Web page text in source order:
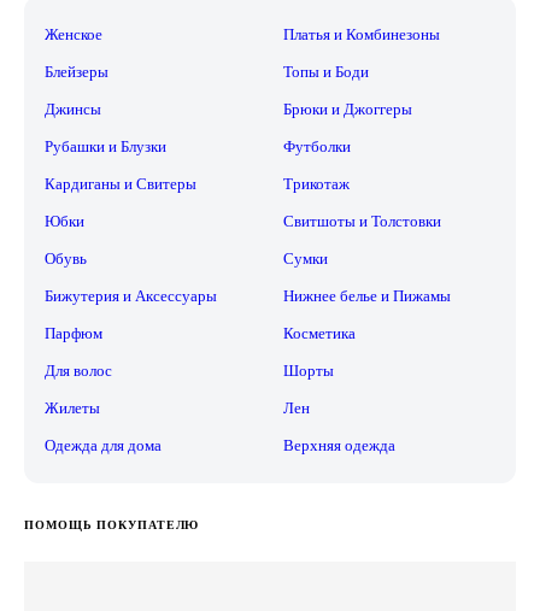
Женское Платья и Комбинезоны
Блейзеры Топы и Боди
Джинсы Брюки и Джоггеры
Рубашки и Блузки Футболки
Кардиганы и Свитеры Трикотаж
Юбки Свитшоты и Толстовки
Обувь Сумки
Бижутерия и Аксессуары Нижнее белье и Пижамы
Парфюм Косметика
Для волос Шорты
Жилеты Лен
Одежда для дома Верхняя одежда
ПОМОЩЬ ПОКУПАТЕЛЮ